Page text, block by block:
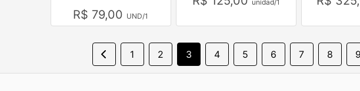
R$ 79,00 UND/1
unidad/1
1 2 3 4 5 6 7 8 9